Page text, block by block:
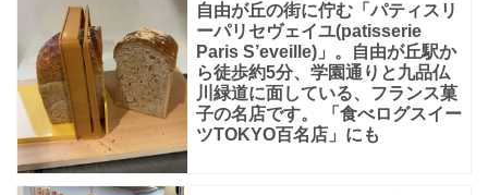
自由が丘の街に佇む「パティスリ
ーパリセヴェイユ(patisserie
Paris S’eveille)」。自由が丘駅か
ら徒歩約5分、学園通りと九品仏
川緑道に面している、フランス菓
子の名店です。 「食べログスイー
ツTOKYO百名店」にも